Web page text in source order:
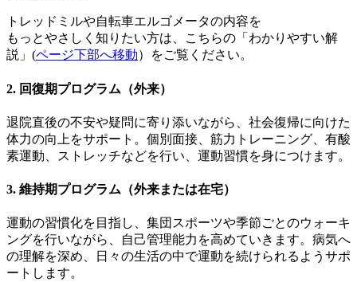
トレッドミルや自転車エルゴメータの内容を
もっとやさしく知りたい方は、こちらの「わかりやすい解
説」(ページ下部へ移動）をご覧ください。
2. 回復期プログラム（外来）
退院直後の不安や疑問に寄り添いながら、社会復帰に向けた
体力の向上をサポート。個別面接、筋力トレーニング、有酸
素運動、ストレッチなどを行い、運動習慣を身につけます。
3. 維持期プログラム（外来または在宅）
運動の習慣化を目指し、集団スポーツや季節ごとのウォーキ
ングを行いながら、自己管理能力を高めていきます。病気へ
の理解を深め、日々の生活の中で運動を続けられるようサポ
ートします。